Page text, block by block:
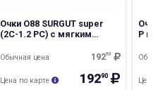
Очки О88 SURGUT super
(2С-1.2 PC) с мягким
19290
Обычная цена
19290
Цена по карте
Р
Цена